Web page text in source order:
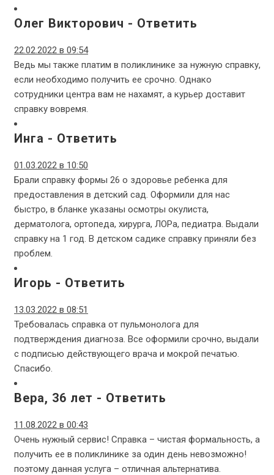
Олег Викторович - Ответить
22.02.2022 в 09:54
Ведь мы также платим в поликлинике за нужную справку,
если необходимо получить ее срочно. Однако
сотрудники центра вам не нахамят, а курьер доставит
справку вовремя.
Инга - Ответить
01.03.2022 в 10:50
Брали справку формы 26 о здоровье ребенка для
предоставления в детский сад. Оформили для нас
быстро, в бланке указаны осмотры окулиста,
дерматолога, ортопеда, хирурга, ЛОРа, педиатра. Выдали
справку на 1 год. В детском садике справку приняли без
проблем.
Игорь - Ответить
13.03.2022 в 08:51
Требовалась справка от пульмонолога для
подтверждения диагноза. Все оформили срочно, выдали
с подписью действующего врача и мокрой печатью.
Спасибо.
Вера, 36 лет - Ответить
11.08.2022 в 00:43
Очень нужный сервис! Справка – чистая формальность, а
получить ее в поликлинике за один день невозможно!
поэтому данная услуга – отличная альтернатива.